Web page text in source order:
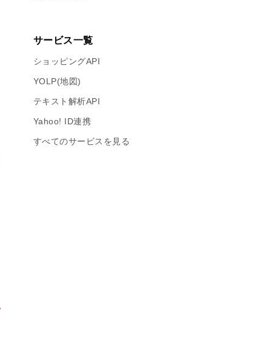
サービス一覧
ショッピングAPI
YOLP(地図)
テキスト解析API
Yahoo! ID連携
すべてのサービスを見る